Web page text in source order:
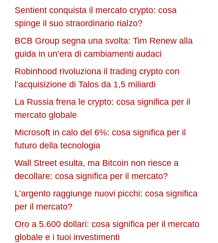
Sentient conquista il mercato crypto: cosa
spinge il suo straordinario rialzo?
BCB Group segna una svolta: Tim Renew alla
guida in un’era di cambiamenti audaci
Robinhood rivoluziona il trading crypto con
l’acquisizione di Talos da 1,5 miliardi
La Russia frena le crypto: cosa significa per il
mercato globale
Microsoft in calo del 6%: cosa significa per il
futuro della tecnologia
Wall Street esulta, ma Bitcoin non riesce a
decollare: cosa significa per il mercato?
L’argento raggiunge nuovi picchi: cosa significa
per il mercato?
Oro a 5.600 dollari: cosa significa per il mercato
globale e i tuoi investimenti